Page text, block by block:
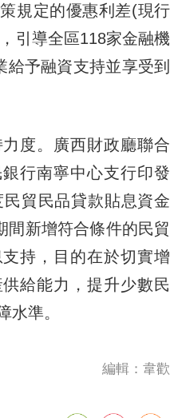
規定的優惠利差(現行
引導全區118家金融機
予融資支持並享受到
度。廣西財政廳聯合
行南寧中心支行印發
貿民品貸款貼息資金
間新增符合條件的民貿
持，目的在於切實增
給能力，提升少數民
水準。
編輯：韋歡